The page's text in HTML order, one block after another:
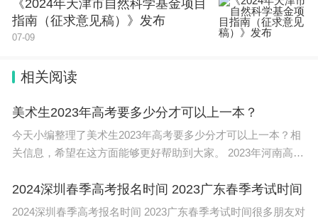
《2024年天津市自然科学基金项目
指南（征求意见稿）》发布
07-09
相关阅读
美术生2023年高考要多少分才可以上一本？
今天小编整理了美术生2023年高考要多少分才可以上一本？相
关信息，希望在这方面能够更好帮助到大家。 2023年河南高考
依据河南省招
2024深圳春季高考报名时间 2023广东春季考试时间
2024深圳春季高考报名时间 2023广东春季考试时间很多朋友对